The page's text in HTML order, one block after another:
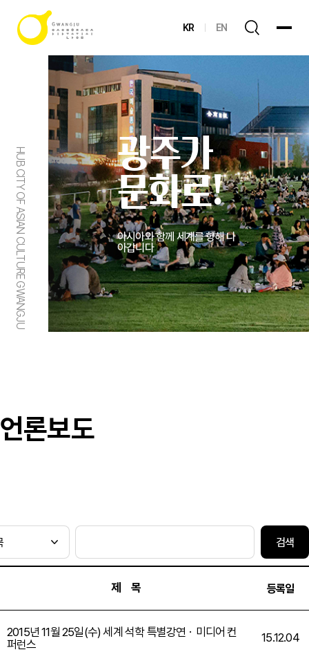
KR EN
HUB CITY OF ASIAN CULTURE GWANGJU
광주가
문화로!
아시아와 함께 세계를 향해 나
아갑니다
언론보도
제 목 등록일
2015년 11월 25일(수) 세계 석학 특별강연ㆍ미디어 컨
퍼런스
15.12.04
검색